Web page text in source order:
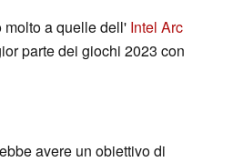
a quelle dell' Intel Arc
parte dei giochi 2023 con
avere un obiettivo di